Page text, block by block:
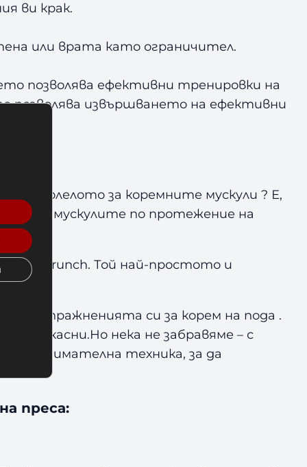
ви крак.
или врата като ограничител.
позволява ефективни тренировки на
позволява извършването на ефективни
колелото за коремните мускули ? Е,
на мускулите по протежение на
crunch. Той най-простото и
упражненията си за корем на пода .
ефикасни.Но нека не забравяме – с
внимателна техника, за да
преса: